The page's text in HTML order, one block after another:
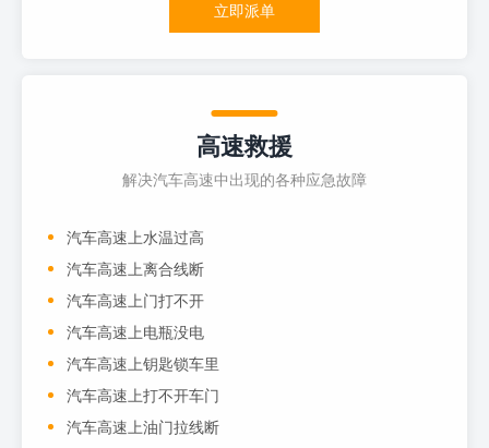
立即派单
高速救援
解决汽车高速中出现的各种应急故障
汽车高速上水温过高
汽车高速上离合线断
汽车高速上门打不开
汽车高速上电瓶没电
汽车高速上钥匙锁车里
汽车高速上打不开车门
汽车高速上油门拉线断